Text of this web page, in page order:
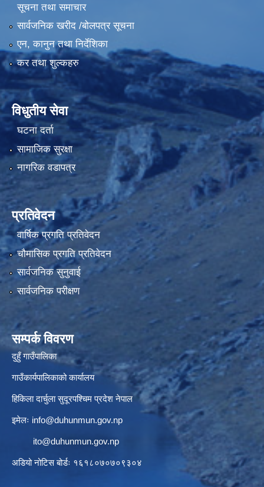
सूचना तथा समाचार
सार्वजनिक खरीद /बोलपत्र सूचना
एन, कानुन तथा निर्देशिका
कर तथा शुल्कहरु
विधुतीय सेवा
घटना दर्ता
सामाजिक सुरक्षा
नागरिक वडापत्र
प्रतिवेदन
वार्षिक प्रगति प्रतिवेदन
चौमासिक प्रगति प्रतिवेदन
सार्वजनिक सुनुवाई
सार्वजनिक परीक्षण
सम्पर्क विवरण
दुहुँ गाउँपालिका
गाउँकार्यपालिकाको कार्यालय
हिकिला दार्चुला सुदूरपश्चिम प्रदेश नेपाल
इमेलः info@duhunmun.gov.np
ito@duhunmun.gov.np
अडियो नोटिस बोर्डः १६१८०७०७०९३०४